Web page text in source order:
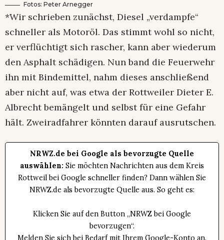
Fotos: Peter Arnegger
*Wir schrieben zunächst, Diesel „verdampfe“
schneller als Motoröl. Das stimmt wohl so nicht,
er verflüchtigt sich rascher, kann aber wiederum
den Asphalt schädigen. Nun band die Feuerwehr
ihn mit Bindemittel, nahm dieses anschließend
aber nicht auf, was etwa der Rottweiler Dieter E.
Albrecht bemängelt und selbst für eine Gefahr
hält. Zweiradfahrer könnten darauf ausrutschen.
NRWZ.de bei Google als bevorzugte Quelle
auswählen: Sie möchten Nachrichten aus dem Kreis
Rottweil bei Google schneller finden? Dann wählen Sie
NRWZ.de als bevorzugte Quelle aus. So geht es:
Klicken Sie auf den Button „NRWZ bei Google
bevorzugen“.